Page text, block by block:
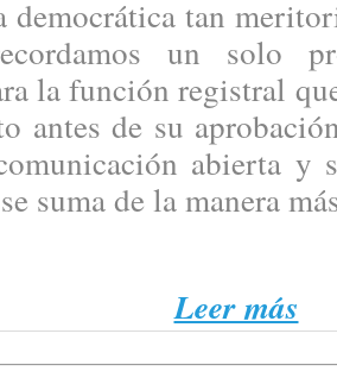
democrática tan
un solo
la función registral
antes de su
abierta y
suma de la manera
Leer más